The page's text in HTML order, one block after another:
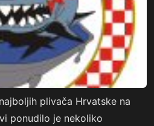
plivača Hrvatske na
ponudilo je nekoliko